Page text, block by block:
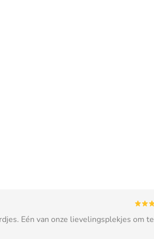
Eén van onze lievelingsplekjes om te